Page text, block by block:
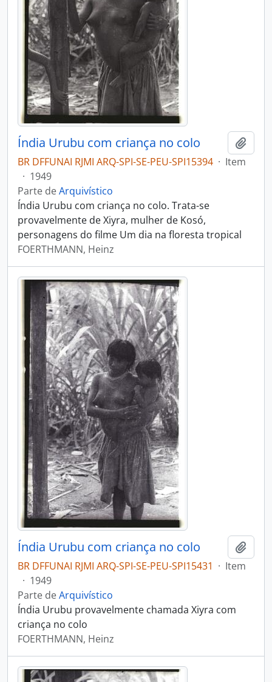
Índia Urubu com criança no colo
BR DFFUNAI RJMI ARQ-SPI-SE-PEU-SPI15394 · Item
· 1949
Parte deArquivístico
Índia Urubu com criança no colo. Trata-se
provavelmente de Xiyra, mulher de Kosó,
personagens do filme Um dia na floresta tropical
FOERTHMANN, Heinz
Índia Urubu com criança no colo
BR DFFUNAI RJMI ARQ-SPI-SE-PEU-SPI15431 · Item
· 1949
Parte deArquivístico
Índia Urubu provavelmente chamada Xiyra com
criança no colo
FOERTHMANN, Heinz